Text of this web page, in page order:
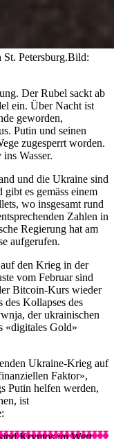
Petersburg.Bild:
Der Rubel sackt ab
ein. Über Nacht ist
geworden,
Putin und seinen
zugesperrt worden.
Wasser.
und die Ukraine sind
es gemäss einem
wo insgesamt rund
Zahlen in
Regierung hat am
aufgerufen.
den Krieg in der
vom Februar sind
Bitcoin-Kurs wieder
des Kollapses des
der ukrainischen
«digitales Gold»
Ukraine-Krieg auf
Faktor»,
Putin helfen werden,
ist
Kryptos im Wert